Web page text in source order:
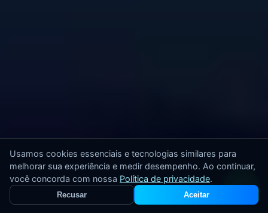
Usamos cookies essenciais e tecnologias similares para
melhorar sua experiência e medir desempenho. Ao continuar,
você concorda com nossa Política de privacidade.
Recusar Aceitar